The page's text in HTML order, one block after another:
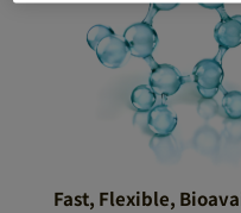
Fast, Flexible,